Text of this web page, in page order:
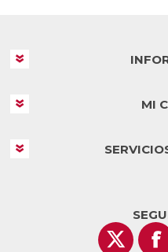
MI